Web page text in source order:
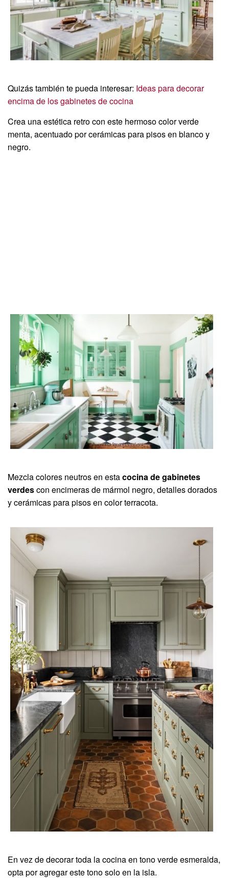
Quizás también te pueda interesar: Ideas para decorar
encima de los gabinetes de cocina
Crea una estética retro con este hermoso color verde
menta, acentuado por cerámicas para pisos en blanco y
negro.
Mezcla colores neutros en estacocina de gabinetes
verdescon encimeras de mármol negro, detalles dorados
y cerámicas para pisos en color terracota.
En vez de decorar toda la cocina en tono verde esmeralda,
opta por agregar este tono solo en la isla.